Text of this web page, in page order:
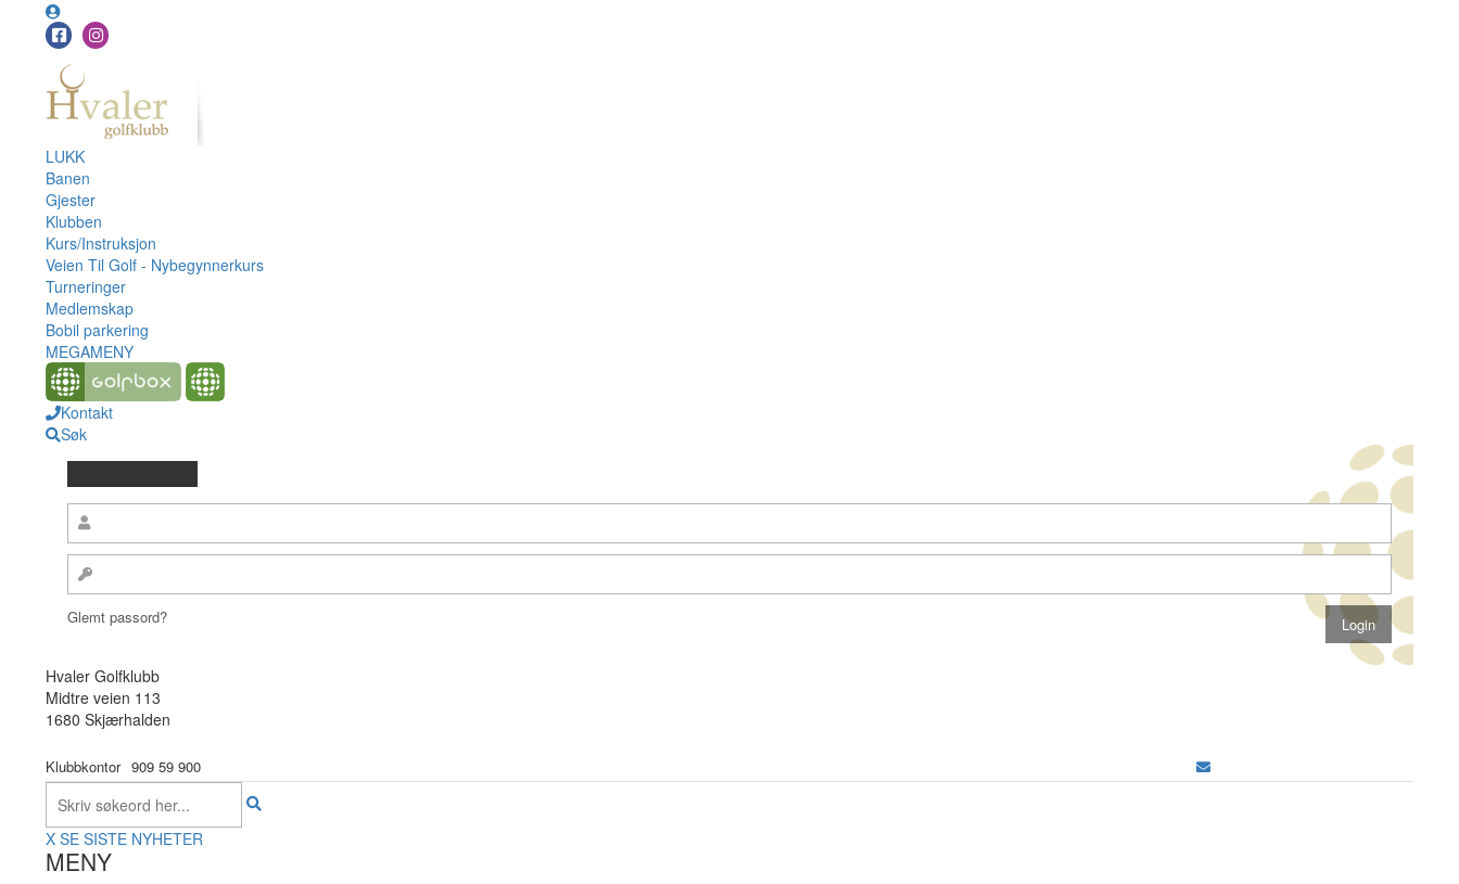
LUKK
Banen
Gjester
Klubben
Kurs/Instruksjon
Veien Til Golf - Nybegynnerkurs
Turneringer
Medlemskap
Bobil parkering
MEGAMENY
Kontakt
Søk
Glemt passord?
Hvaler Golfklubb
Midtre veien 113
1680 Skjærhalden
Klubbkontor 909 59 900
X SE SISTE NYHETER
MENY